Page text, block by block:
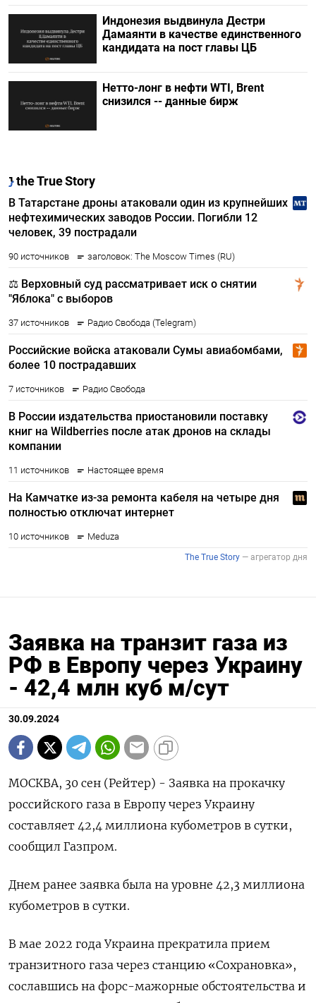
Индонезия выдвинула Дестри
⁠Дамаянти в качестве единственного
кандидата на пост главы ЦБ
Нетто-лонг в нефти WTI, Brent
снизился -- данные бирж
Заявка на транзит газа из
РФ в Европу через Украину
- 42,4 млн куб м/сут
30.09.2024
МОСКВА, 30 сен (Рейтер) - Заявка на прокачку
российского газа в Европу через Украину
составляет 42,4 миллиона кубометров в сутки,
сообщил Газпром.
Днем ранее заявка была на уровне 42,3 миллиона
кубометров в сутки.
В мае 2022 года Украина прекратила прием
транзитного газа через станцию «Сохрановка»,
сославшись на форс-мажорные обстоятельства и